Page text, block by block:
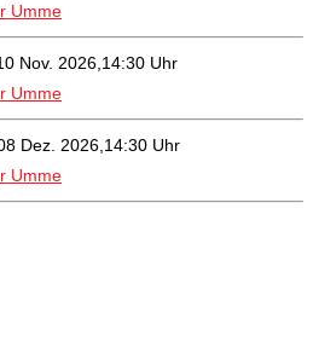
Umme
Nov. 2026,14:30 Uhr
Umme
Dez. 2026,14:30 Uhr
Umme